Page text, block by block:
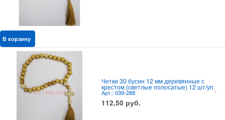
В корзину
Четки 30 бусин 12 мм деревянные с
крестом (светлые полосатые) 12 шт/уп
Арт.: 039-288
112,50 руб.